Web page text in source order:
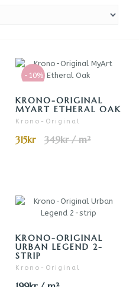
-10%
KRONO-ORIGINAL
MYART ETHERAL OAK
Krono-Original
315kr 349kr / m²
KRONO-ORIGINAL
URBAN LEGEND 2-
STRIP
Krono-Original